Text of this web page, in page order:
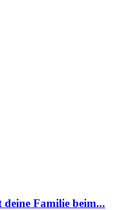
Familie beim...